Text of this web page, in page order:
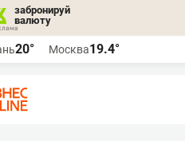
забронируй
валюту
20° Москва19.4°